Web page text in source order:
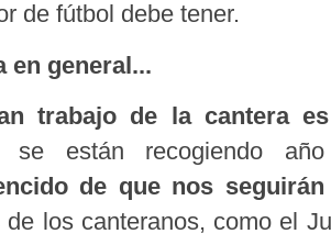
de fútbol debe tener.
en general...
trabajo de la cantera
se están recogiendo
de que nos
de los canteranos, como el